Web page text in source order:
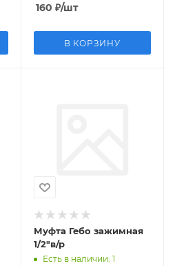
160 ₽/шт
В КОРЗИНУ
Муфта Гебо зажимная
1/2"в/р
Есть в наличии: 1